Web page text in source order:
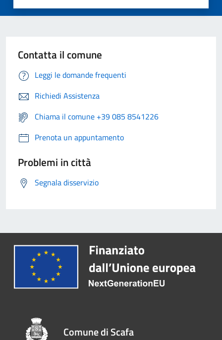
Contatta il comune
Leggi le domande frequenti
Richiedi Assistenza
Chiama il comune +39 085 8541226
Prenota un appuntamento
Problemi in città
Segnala disservizio
Comune di Scafa